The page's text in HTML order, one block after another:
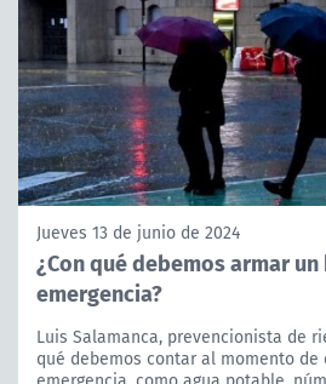
Jueves 13 de junio de 2024
¿Con qué debemos armar
emergencia?
Luis Salamanca, prevencionista de
qué debemos contar al momento